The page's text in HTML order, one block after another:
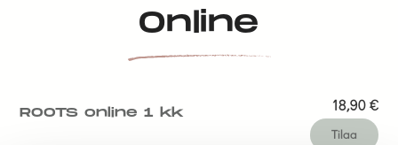
Online
ROOTS online 1 kk 18,90 €
Tilaa